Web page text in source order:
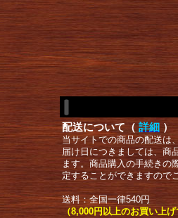
配送について（ 詳細 ）
当サイトでの商品の配送は
届け日につきましては、商
ます。商品購入の手続きの
定することができますので
送料：全国一律540円
（8,000円以上のお買い上げ